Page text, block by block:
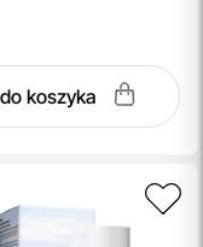
do koszyka